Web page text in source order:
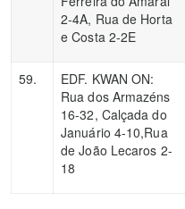
2-4A, Rua de Horta
e Costa 2-2E
59.
EDF. KWAN ON:
Rua dos Armazéns
16-32, Calçada do
Januário 4-10,Rua
de João Lecaros 2-
18